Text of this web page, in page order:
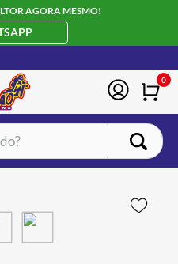
AGORA MESMO!
0